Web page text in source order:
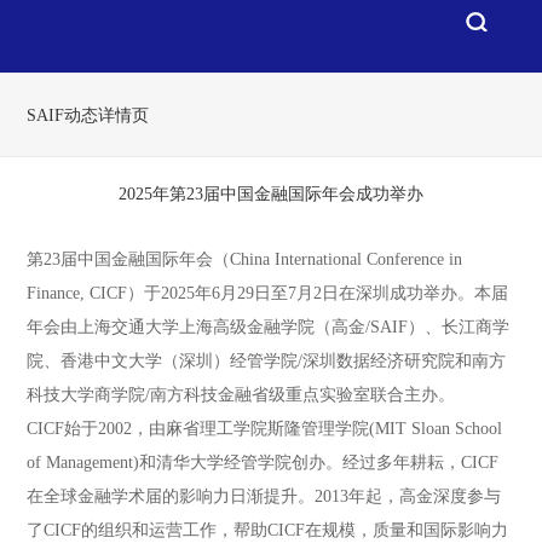
SAIF动态详情页
2025年第23届中国金融国际年会成功举办
第23届中国金融国际年会（China International Conference in
Finance, CICF）于2025年6月29日至7月2日在深圳成功举办。本届
年会由上海交通大学上海高级金融学院（高金/SAIF）、长江商学
院、香港中文大学（深圳）经管学院/深圳数据经济研究院和南方
科技大学商学院/南方科技金融省级重点实验室联合主办。
CICF始于2002，由麻省理工学院斯隆管理学院(MIT Sloan School
of Management)和清华大学经管学院创办。经过多年耕耘，CICF
在全球金融学术届的影响力日渐提升。2013年起，高金深度参与
了CICF的组织和运营工作，帮助CICF在规模，质量和国际影响力